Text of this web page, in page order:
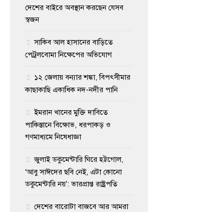
দেশের বাইরে অবস্থান করছেন যেসব
স্বজন
সাকিব আল হাসানের বাড়িতে
পেট্রলবোমা নিক্ষেপের অভিযোগ
১২ জেলায় বন্যার শঙ্কা, বিপৎসীমার
কাছাকাছি একাধিক নদ-নদীর পানি
ইমরান খানের মুক্তি দাবিতে
পাকিস্তানে বিক্ষোভ, ধরপাকড় ও
গণমাধ্যমে নিষেধাজ্ঞা
জুলাই ডকুমেন্টারি ঘিরে হট্টগোল,
‘আবু সাঈদের ছবি নেই, এটা কোনো
ডকুমেন্টারি নয়’: ভারপ্রাপ্ত রাষ্ট্রপতি
দেশের বারোটা বাজবে আর আমরা